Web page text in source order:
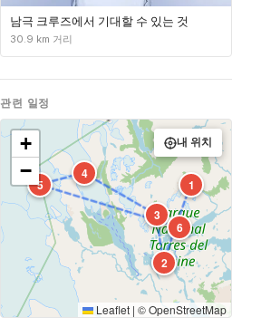
남극 크루즈에서 기대할 수 있는 것
30.9 km 거리
관련 일정
1
2
3
4
5
6
+
−
내 위치
Leaflet | ©OpenStreetMap